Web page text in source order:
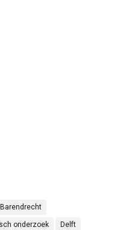
Barendrecht
onderzoek Delft